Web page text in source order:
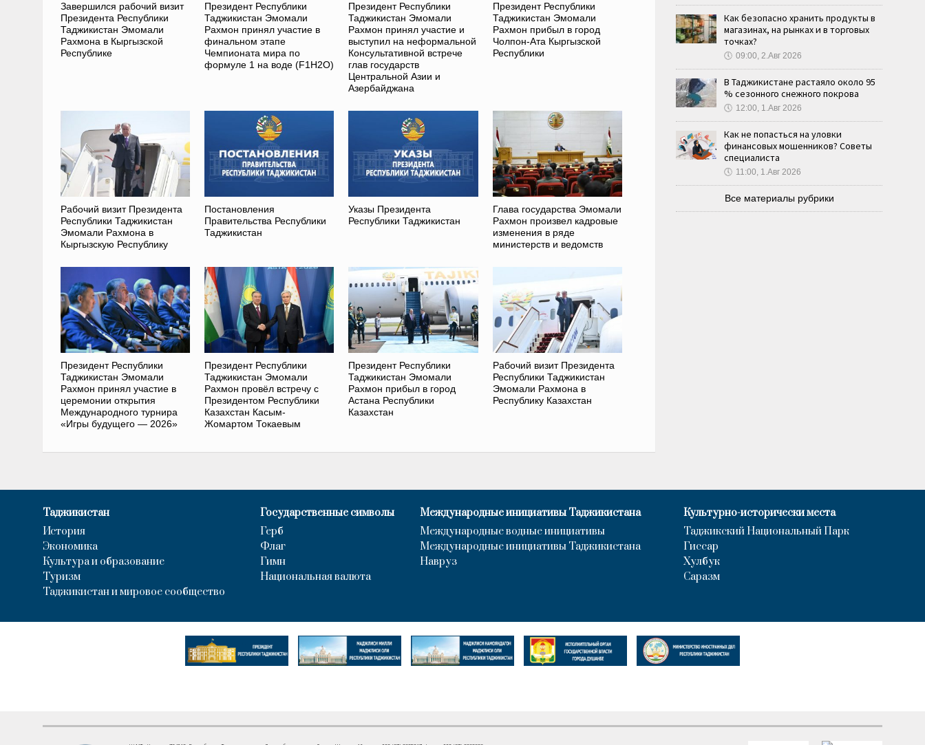
Завершился рабочий визит
Президента Республики
Таджикистан Эмомали
Рахмона в Кыргызской
Республике
Президент Республики
Таджикистан Эмомали
Рахмон принял участие в
финальном этапе
Чемпионата мира по
формуле 1 на воде (F1H2O)
Президент Республики
Таджикистан Эмомали
Рахмон принял участие и
выступил на неформальной
Консультативной встрече
глав государств
Центральной Азии и
Азербайджана
Президент Республики
Таджикистан Эмомали
Рахмон прибыл в город
Чолпон-Ата Кыргызской
Республики
Рабочий визит Президента
Республики Таджикистан
Эмомали Рахмона в
Кыргызскую Республику
Постановления
Правительства Республики
Таджикистан
Указы Президента
Республики Таджикистан
Глава государства Эмомали
Рахмон произвел кадровые
изменения в ряде
министерств и ведомств
Президент Республики
Таджикистан Эмомали
Рахмон принял участие в
церемонии открытия
Международного турнира
«Игры будущего — 2026»
Президент Республики
Таджикистан Эмомали
Рахмон провёл встречу с
Президентом Республики
Казахстан Касым-
Жомартом Токаевым
Президент Республики
Таджикистан Эмомали
Рахмон прибыл в город
Астана Республики
Казахстан
Рабочий визит Президента
Республики Таджикистан
Эмомали Рахмона в
Республику Казахстан
Как безопасно хранить продукты в
магазинах, на рынках и в торговых
точках?
🕔 09:00, 2.Авг 2026
В Таджикистане растаяло около 95
% сезонного снежного покрова
🕔 12:00, 1.Авг 2026
Как не попасться на уловки
финансовых мошенников? Советы
специалиста
🕔 11:00, 1.Авг 2026
Все материалы рубрики
Таджикистан
История
Экономика
Культура и образование
Туризм
Таджикистан и мировое сообщество
Государственные символы
Герб
Флаг
Гимн
Национальная валюта
Международные инициативы Таджикистана
Международные водные инициативы
Международные инициативы Таджикистана
Навруз
Культурно-исторически места
Таджикский Национальный Парк
Гиссар
Хулбук
Саразм